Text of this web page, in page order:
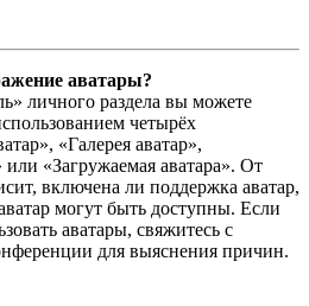
аватары?
личного раздела вы можете
четырёх
«Галерея аватар»,
или «Загружаемая аватара». От
включена ли поддержка аватар,
могут быть доступны. Если
аватары, свяжитесь с
для выяснения причин.